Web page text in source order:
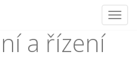
a řízení